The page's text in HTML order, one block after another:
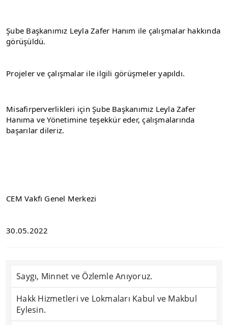
Şube Başkanımız Leyla Zafer Hanım ile çalışmalar hakkında
görüşüldü.
Projeler ve çalışmalar ile ilgili görüşmeler yapıldı.
Misafirperverlikleri için Şube Başkanımız Leyla Zafer
Hanıma ve Yönetimine teşekkür eder, çalışmalarında
başarılar dileriz.
CEM Vakfı Genel Merkezi
30.05.2022
Saygı, Minnet ve Özlemle Anıyoruz.
Hakk Hizmetleri ve Lokmaları Kabul ve Makbul
Eylesin.